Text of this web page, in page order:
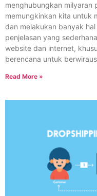
menghubungkan milyaran
memungkinkan kita untuk
dan melakukan banyak
penjelasan yang
website dan internet,
berencana untuk
Read More »